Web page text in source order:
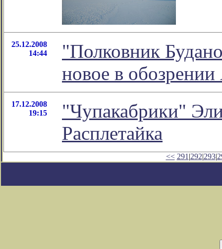
25.12.2008
14:44
"Полковник
новое в
17.12.2008
19:15
"Чупакабрики"
Расплетайка
<< 291 |292|293|